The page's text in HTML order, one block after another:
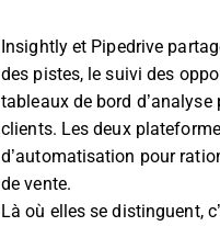
Insightly et Pipedrive
des pistes, le suivi des
tableaux de bord
clients. Les deux
d’automatisation pour
de vente.
Là où elles se distinguent,